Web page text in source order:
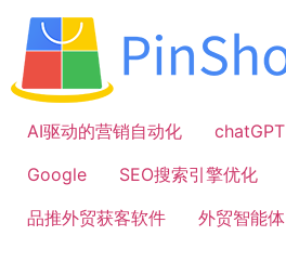
容
AI驱动的营销自动化
chatGPT
Google
SEO搜索引擎优化
品推外贸获客软件
外贸智能体